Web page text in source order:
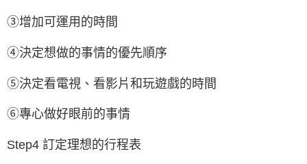
③增加可運用的時間
④決定想做的事情的優先順序
⑤決定看電視、看影片和玩遊戲的時間
⑥專心做好眼前的事情
Step4 訂定理想的行程表